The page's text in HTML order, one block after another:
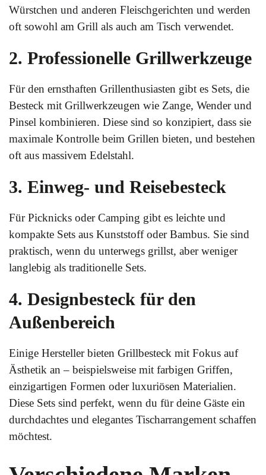
Würstchen und anderen Fleischgerichten und werden
oft sowohl am Grill als auch am Tisch verwendet.
2. Professionelle Grillwerkzeuge
Für den ernsthaften Grillenthusiasten gibt es Sets, die
Besteck mit Grillwerkzeugen wie Zange, Wender und
Pinsel kombinieren. Diese sind so konzipiert, dass sie
maximale Kontrolle beim Grillen bieten, und bestehen
oft aus massivem Edelstahl.
3. Einweg- und Reisebesteck
Für Picknicks oder Camping gibt es leichte und
kompakte Sets aus Kunststoff oder Bambus. Sie sind
praktisch, wenn du unterwegs grillst, aber weniger
langlebig als traditionelle Sets.
4. Designbesteck für den
Außenbereich
Einige Hersteller bieten Grillbesteck mit Fokus auf
Ästhetik an – beispielsweise mit farbigen Griffen,
einzigartigen Formen oder luxuriösen Materialien.
Diese Sets sind perfekt, wenn du für deine Gäste ein
durchdachtes und elegantes Tischarrangement schaffen
möchtest.